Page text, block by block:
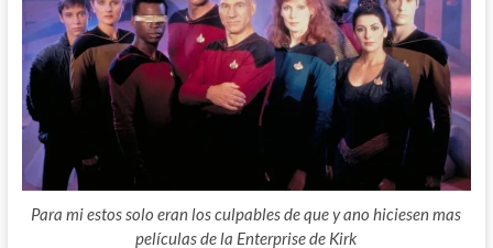
Para mi estos solo eran los culpables de que y ano hiciesen mas
películas de la Enterprise de Kirk